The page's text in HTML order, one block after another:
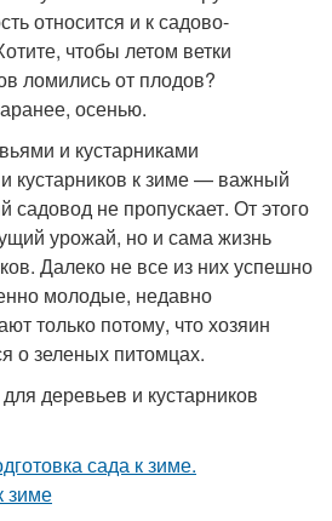
относится и к садово-
чтобы летом ветки
ломились от плодов?
осенью.
и кустарниками
кустарников к зиме — важный
садовод не пропускает. От этого
урожай, но и сама жизнь
Далеко не все из них успешно
молодые, недавно
только потому, что хозяин
о зеленых питомцах.
деревьев и кустарников